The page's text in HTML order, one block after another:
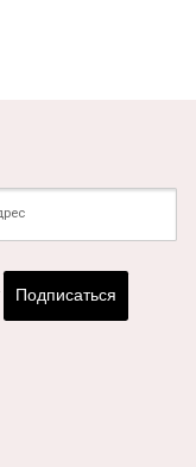
Подписаться